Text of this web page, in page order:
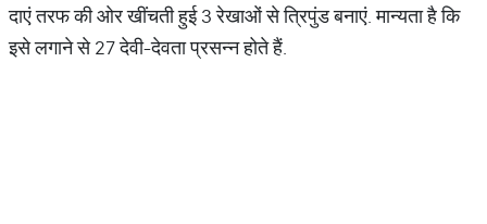
दाएं तरफ की ओर खींचती हुई 3 रेखाओं से त्रिपुंड बनाएं. मान्यता है कि
इसे लगाने से 27 देवी-देवता प्रसन्न होते हैं.